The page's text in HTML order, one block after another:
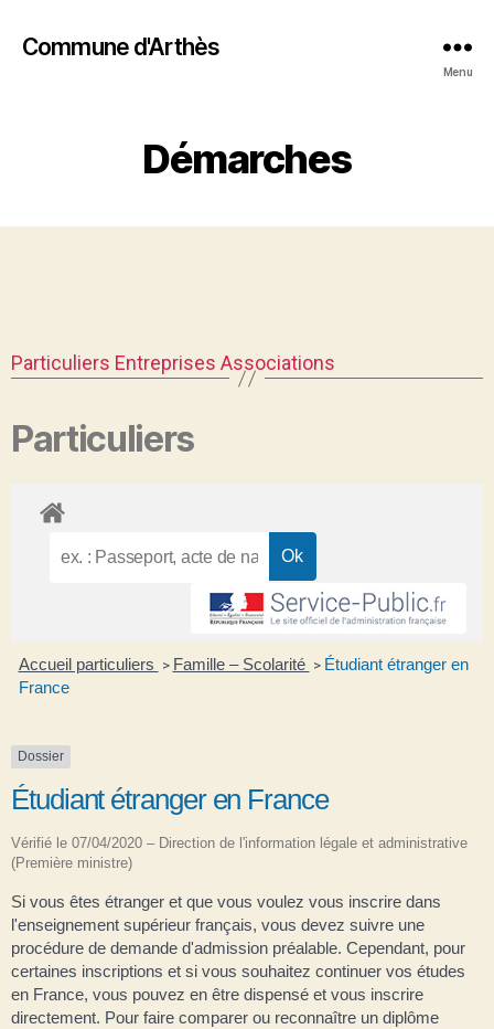
Commune d'Arthès
Menu
Démarches
Particuliers Entreprises Associations
Particuliers
Accueil particuliers > Famille – Scolarité > Étudiant étranger en
France
Dossier
Étudiant étranger en France
Vérifié le 07/04/2020 – Direction de l'information légale et administrative
(Première ministre)
Si vous êtes étranger et que vous voulez vous inscrire dans
l'enseignement supérieur français, vous devez suivre une
procédure de demande d'admission préalable. Cependant, pour
certaines inscriptions et si vous souhaitez continuer vos études
en France, vous pouvez en être dispensé et vous inscrire
directement. Pour faire comparer ou reconnaître un diplôme